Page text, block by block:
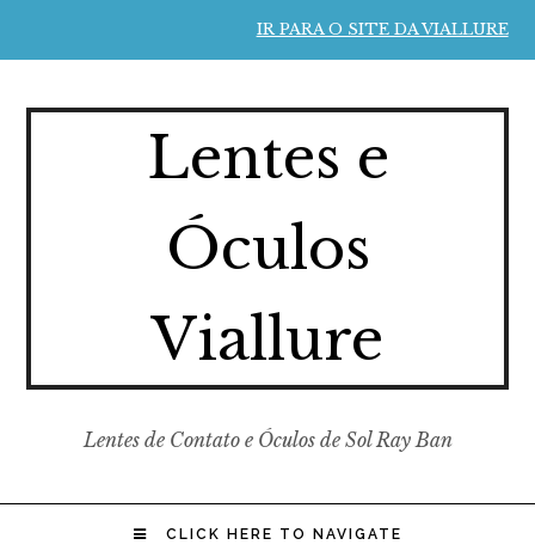
IR PARA O SITE DA VIALLURE
Lentes e
Óculos
Viallure
Lentes de Contato e Óculos de Sol Ray Ban
CLICK HERE TO NAVIGATE